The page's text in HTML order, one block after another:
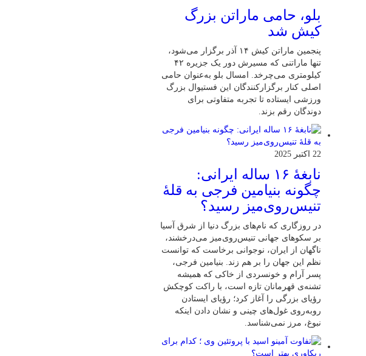
بلو، حامی ماراتن بزرگ
کیش شد
پنجمین ماراتن کیش ۱۴ آذر برگزار می‌شود،
تنها ماراتنی که مسیرش دور یک جزیره ۴۲
کیلومتری می‌چرخد. امسال بلو به‌عنوان حامی
اصلی کنار برگزارکنندگان این فستیوال بزرگ
ورزشی ایستاده تا تجربه متفاوتی برای
دوندگان رقم بزند.
22 اکتبر 2025
نابغهٔ ۱۶ ساله ایرانی:
چگونه بنیامین فرجی به قلهٔ
تنیس‌روی‌میز رسید؟
در روزگاری که نام‌های بزرگ دنیا از شرق آسیا
بر سکوهای جهانی تنیس‌روی‌میز می‌درخشند،
ناگهان از ایران، نوجوانی برخاست که توانست
نظم این جهان را بر هم زند. بنیامین فرجی،
پسر آرام و خونسردی از خاکی که همیشه
تشنه‌ی قهرمانان تازه است، با راکت کوچکش
رؤیای بزرگی را آغاز کرد؛ رؤیای ایستادن
روبه‌روی غول‌های چینی و نشان دادن اینکه
نبوغ، مرز نمی‌شناسد.